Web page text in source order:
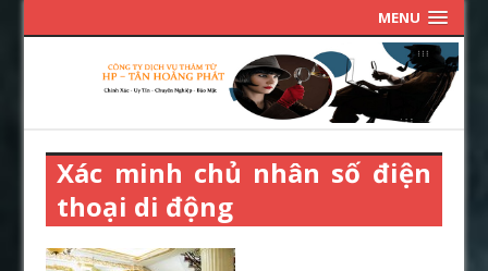
MENU
Xác minh chủ nhân số điện
thoại di động